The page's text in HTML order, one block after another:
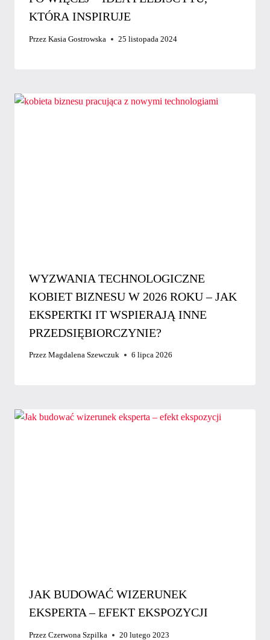
KTÓRA INSPIRUJE
Przez Kasia Gostrowska 25 listopada 2024
WYZWANIA TECHNOLOGICZNE
KOBIET BIZNESU W 2026 ROKU – JAK
EKSPERTKI IT WSPIERAJĄ INNE
PRZEDSIĘBIORCZYNIE?
Przez Magdalena Szewczuk 6 lipca 2026
JAK BUDOWAĆ WIZERUNEK
EKSPERTA – EFEKT EKSPOZYCJI
Przez Czerwona Szpilka 20 lutego 2023